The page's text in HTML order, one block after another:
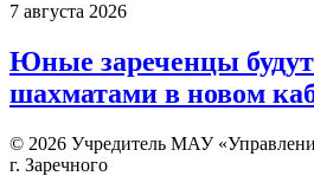
7 августа 2026
Юные зареченцы
шахматами в новом
© 2026 Учредитель МАУ
г. Заречного